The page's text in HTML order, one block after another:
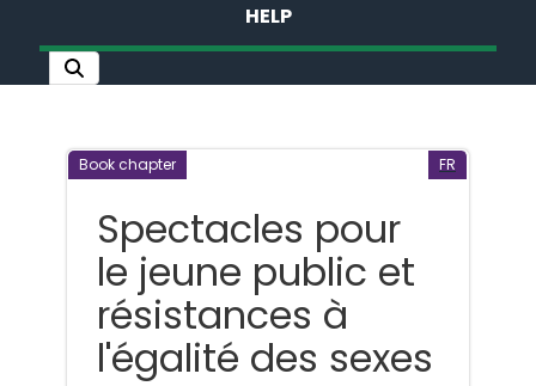
HELP
Book chapter FR
Spectacles pour
le jeune public et
résistances à
l'égalité des sexes